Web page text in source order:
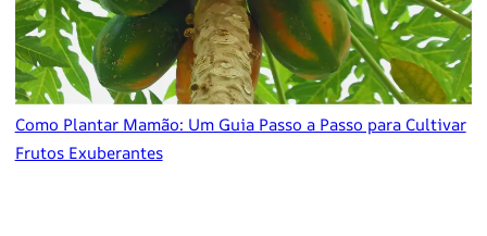
Como Plantar Mamão: Um Guia Passo a Passo para Cultivar
Frutos Exuberantes